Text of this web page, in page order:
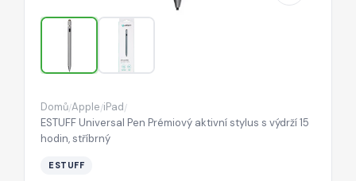
Domů/Apple/iPad/
ESTUFF Universal Pen Prémiový aktivní stylus s výdrží 15
hodin, stříbrný
ESTUFF